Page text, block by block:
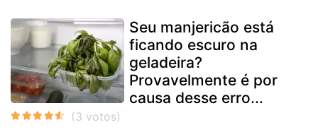
Seu manjericão está
ficando escuro na
geladeira?
Provavelmente é por
causa desse erro...